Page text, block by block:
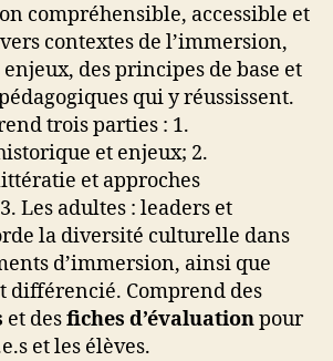
compréhensible, accessible et
contextes de l’immersion,
enjeux, des principes de base et
qui y réussissent.
trois parties : 1.
et enjeux; 2.
et approches
Les adultes : leaders et
la diversité culturelle dans
d’immersion, ainsi que
différencié. Comprend des
et desfiches d’évaluationpour
et les élèves.